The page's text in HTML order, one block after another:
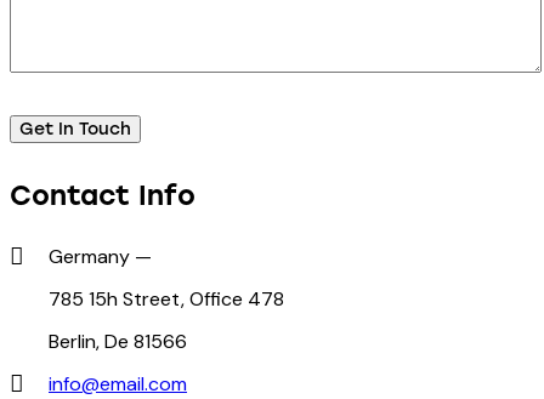
Contact Info
Germany —
785 15h Street, Office 478
Berlin, De 81566
info@email.com